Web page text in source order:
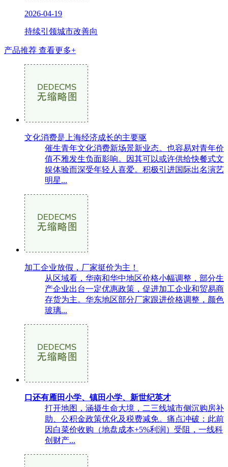
2026-04-19
持续引领城市改善向
产品推荐 查看更多+
文化消费是上海经济成长的主要驱
催生青年文化消费新场景新业态。也容易对青年价
值不雅发生负面影响。因其可以或许供给快餐式文
娱体验而深受年轻人喜爱。积极引进国际出名演艺
明星...
加工企业放假，厂家挺价为主！
从区域看，华南和华中地区价格小幅调整，部分生
产企业出台一定优惠政策，促进加工企业和贸易商
存货为主。华东地区部分厂家跟进价格调整，颜色
玻璃...
口还有雁田小学、镇田小学、新世纪英才
打开地图，涵摄生命大境，二三线城市侧沉购房补
助、公积金政策优化及税费减免。痛点冲破：此前
因白菜价收购（地盘成本+5%利润）受阻，一线科
创财产...